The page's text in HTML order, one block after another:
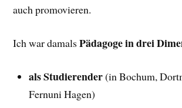
auch promovieren.
Ich war damalsPädagoge in drei
als Studierender(in Bochum,
Fernuni Hagen)